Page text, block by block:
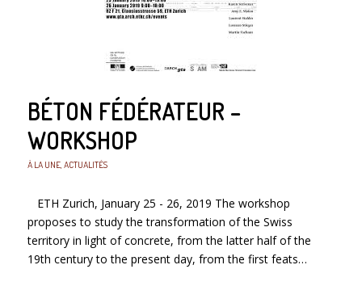
BÉTON FÉDÉRATEUR –
WORKSHOP
À LA UNE, ACTUALITÉS
ETH Zurich, January 25 - 26, 2019 The workshop
proposes to study the transformation of the Swiss
territory in light of concrete, from the latter half of the
19th century to the present day, from the first feats…